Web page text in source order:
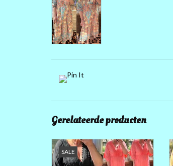
Gerelateerde producten
SALE
HEERLIJKE VISCOSE JURK IBIZA
STYLE